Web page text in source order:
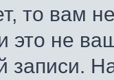
то вам
это не
записи.